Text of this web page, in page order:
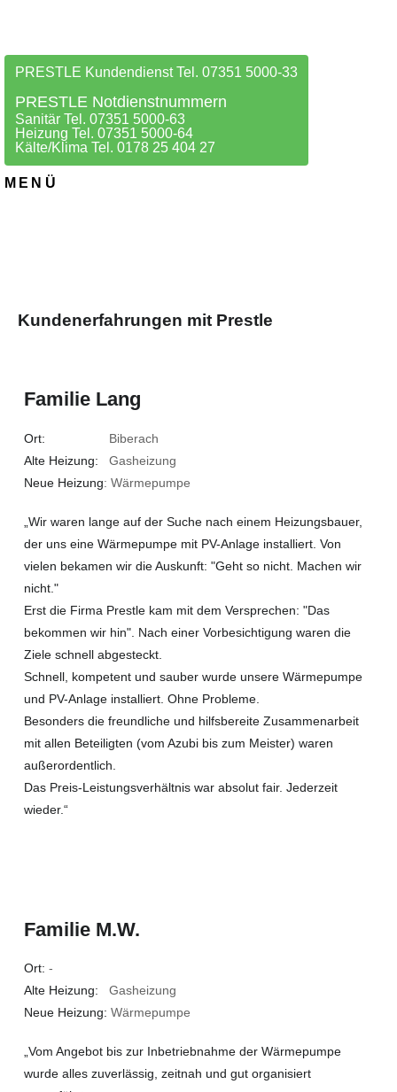
PRESTLE Kundendienst Tel. 07351 5000-33
PRESTLE Notdienstnummern
Sanitär Tel. 07351 5000-63
Heizung Tel. 07351 5000-64
Kälte/Klima Tel. 0178 25 404 27
MENÜ
Kundenerfahrungen mit Prestle
Familie Lang
Ort: Biberach
Alte Heizung: Gasheizung
Neue Heizung: Wärmepumpe
„Wir waren lange auf der Suche nach einem Heizungsbauer,
der uns eine Wärmepumpe mit PV-Anlage installiert. Von
vielen bekamen wir die Auskunft: "Geht so nicht. Machen wir
nicht."
Erst die Firma Prestle kam mit dem Versprechen: "Das
bekommen wir hin". Nach einer Vorbesichtigung waren die
Ziele schnell abgesteckt.
Schnell, kompetent und sauber wurde unsere Wärmepumpe
und PV-Anlage installiert. Ohne Probleme.
Besonders die freundliche und hilfsbereite Zusammenarbeit
mit allen Beteiligten (vom Azubi bis zum Meister) waren
außerordentlich.
Das Preis-Leistungsverhältnis war absolut fair. Jederzeit
wieder.“
Familie M.W.
Ort: -
Alte Heizung: Gasheizung
Neue Heizung: Wärmepumpe
„Vom Angebot bis zur Inbetriebnahme der Wärmepumpe
wurde alles zuverlässig, zeitnah und gut organisiert